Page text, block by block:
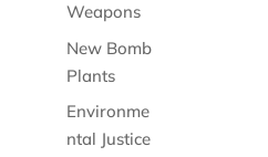
Weapons
New Bomb
Plants
Environme
ntal Justice